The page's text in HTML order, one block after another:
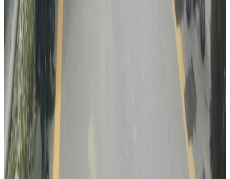
विदेशबाट फर्किने नेपालीलाई प्रहरीको आग्रह:
अपरिचितको सुन वा सामान नबोक्नू
२०२६ अगस्ट ६
रोमानियामा रेलको ठक्करबाट दुई नेपालीको मृत्यु, दुई
घाइते
२०२६ अगस्ट ४
अष्ट्रेलियामा नर्सको तलब पाँचौं पटक वृद्धि
२०२६ अगस्ट ३